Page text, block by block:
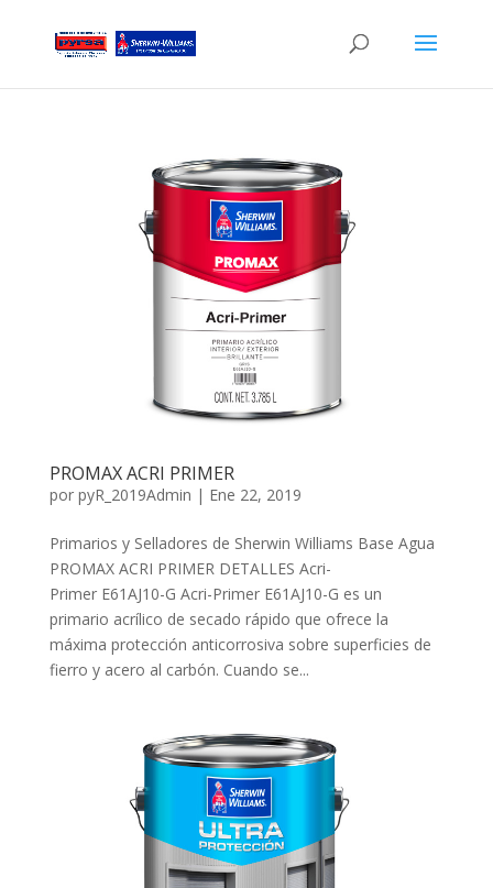
PROMAX ACRI PRIMER
por pyR_2019Admin | Ene 22, 2019
Primarios y Selladores de Sherwin Williams Base Agua
PROMAX ACRI PRIMER DETALLES Acri-
Primer E61AJ10-G Acri-Primer E61AJ10-G es un
primario acrílico de secado rápido que ofrece la
máxima protección anticorrosiva sobre superficies de
fierro y acero al carbón. Cuando se...